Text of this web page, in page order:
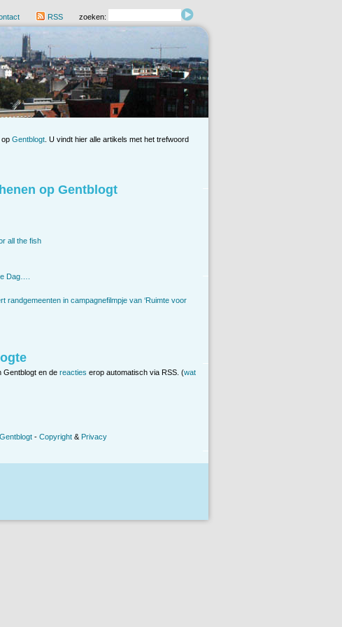
RSS zoeken:
op Gentblogt . U vindt hier alle artikels met het trefwoord
op Gentblogt
all the fish
Dag….
randgemeenten in campagnefilmpje van ‘Ruimte voor
Gentblogt en de reacties erop automatisch via RSS. (wat
- Copyright & Privacy